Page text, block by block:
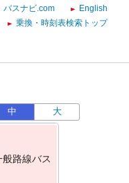
バスナビ.com
English
乗換・時刻表検索トップ
中 大
般路線バス